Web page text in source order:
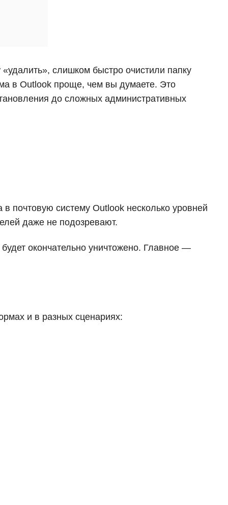
слишком быстро очистили папку
в Outlook проще, чем вы думаете. Это
до сложных административных
почтовую систему Outlook несколько уровней
даже не подозревают.
окончательно уничтожено. Главное —
и в разных сценариях: